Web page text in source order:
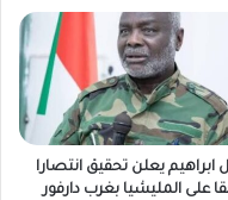
ابراهيم يعلن تحقيق انتصارا
على المليشيا بغرب دارفور